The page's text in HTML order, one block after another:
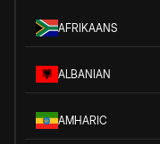
AFRIKAANS
ALBANIAN
AMHARIC